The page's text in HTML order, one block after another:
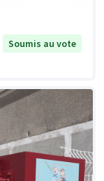
Soumis au vote